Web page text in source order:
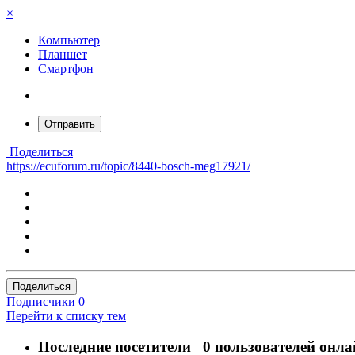
×
Компьютер
Планшет
Смартфон
Отправить
Поделиться
https://ecuforum.ru/topic/8440-bosch-meg17921/
Поделиться
Подписчики 0
Перейти к списку тем
Последние посетители 0 пользователей